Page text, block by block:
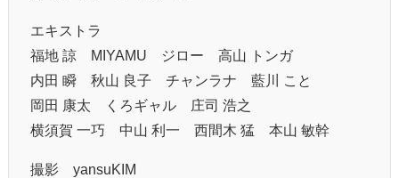
エキストラ
福地 諒 MIYAMU ジロー 高山 トンガ
内田 瞬 秋山 良子 チャンラナ 藍川 こと
岡田 康太 くろギャル 庄司 浩之
横須賀 一巧 中山 利一 西間木 猛 本山 敏幹
撮影 yansuKIM